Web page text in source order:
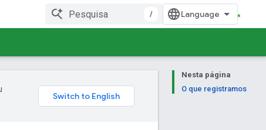
/
Nesta página
O que registramos